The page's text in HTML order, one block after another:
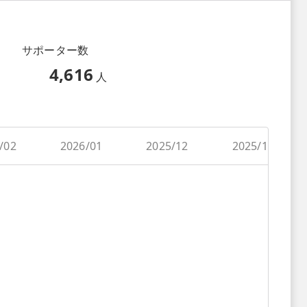
サポーター数
4,616 人
02 2026/01 2025/12 2025/11